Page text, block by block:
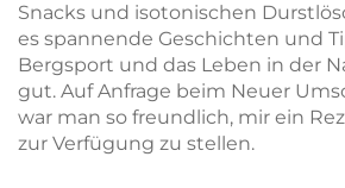
Snacks und isotonischen
es spannende Geschichten und
Bergsport und das Leben in der
gut. Auf Anfrage beim Neuer
war man so freundlich, mir ein
zur Verfügung zu stellen.